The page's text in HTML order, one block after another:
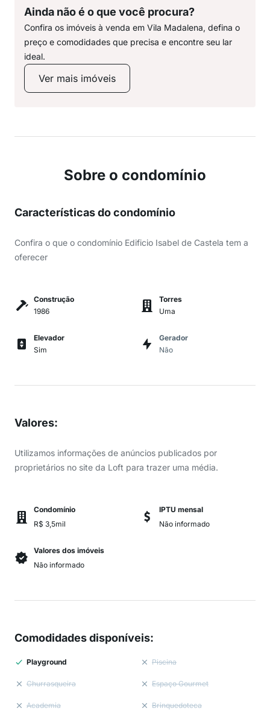
Ainda não é o que você procura?
Confira os imóveis à venda em Vila Madalena, defina o
preço e comodidades que precisa e encontre seu lar
ideal.
Ver mais imóveis
Sobre o condomínio
Características do condomínio
Confira o que o condomínio Edificio Isabel de Castela tem a
oferecer
Construção
1986
Torres
Uma
Elevador
Sim
Gerador
Não
Valores:
Utilizamos informações de anúncios publicados por
proprietários no site da Loft para trazer uma média.
Condomínio
R$ 3,5mil
IPTU mensal
Não informado
Valores dos imóveis
Não informado
Comodidades disponíveis:
Playground Piscina
Churrasqueira Espaço Gourmet
Academia Brinquedoteca